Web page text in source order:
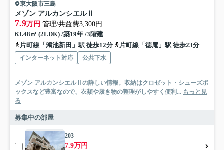
東大阪市三島
メゾン アルカンシエルⅡ
7.9万円 管理/共益費3,300円
63.48㎡ (2LDK) /築19年 /3階建
片町線「鴻池新田」駅 徒歩12分
片町線「徳庵」駅 徒歩23分
インターネット対応 公共下水
メゾン アルカンシエルⅡの詳しい情報。収納はクロゼット・シューズボ
ックスなど豊富なので、衣類や履き物の整理がしやすく便利... もっと見
る
募集中の部屋
203
7.9万円